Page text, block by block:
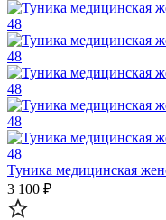
Туника медицинская
3 100 ₽